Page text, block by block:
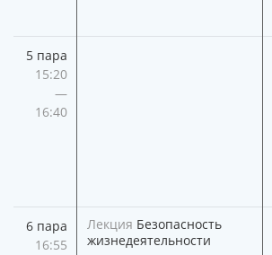
5 пара
15:20
—
16:40
6 пара
16:55
Лекция Безопасность
жизнедеятельности